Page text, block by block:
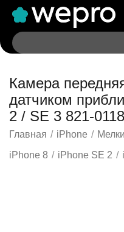
Камера
датчиком
2 / SE 3 821-
Главная / iPhone /
iPhone 8 / iPhone SE 2 /